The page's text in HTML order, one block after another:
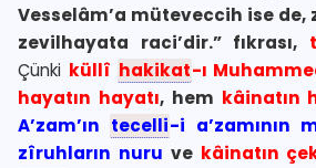
Vesselâm’a müteveccih ise de,
zevilhayata raci’dir.” fıkrası,
Çünki küllî hakikat-ı
hayatın hayatı, hem kâinatın
A’zam’ın tecelli-i a’zamının
zîruhların nuru ve kâinatın